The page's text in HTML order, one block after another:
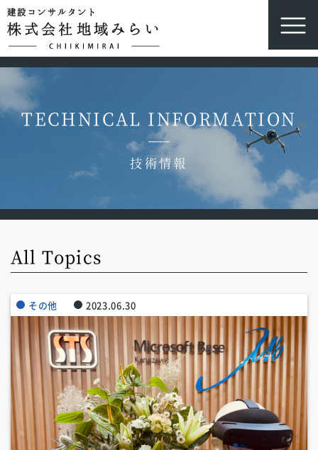
TECHNICAL INFORMATION
技術情報
All Topics
その他 2023.06.30